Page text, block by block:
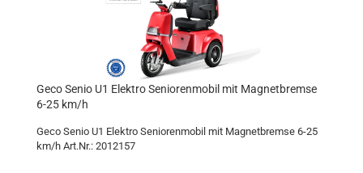
Geco Senio U1 Elektro Seniorenmobil mit Magnetbremse
6-25 km/h
Geco Senio U1 Elektro Seniorenmobil mit Magnetbremse 6-25
km/h Art.Nr.: 2012157